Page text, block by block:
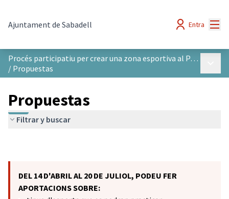
Ajuntament de Sabadell Entra
Procés participatiu per crear una zona esportiva al Parc del Nord
/ Propuestas
Propuestas
Filtrar y buscar
DEL 14 D'ABRIL AL 20 DE JULIOL, PODEU FER
APORTACIONS SOBRE: